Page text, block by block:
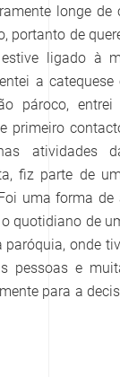
longe de
portanto de
ligado à
a
pároco,
primeiro
atividades
fiz parte de
uma forma
quotidiano de
onde
pessoas e
para a